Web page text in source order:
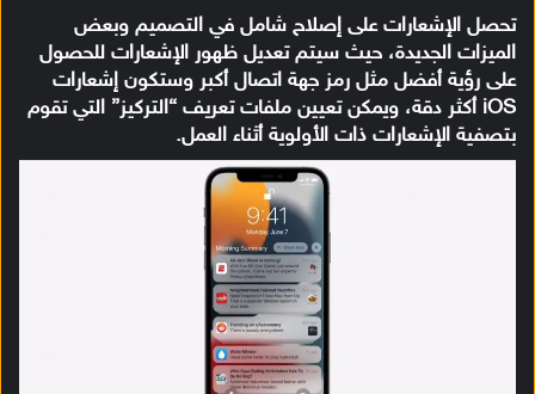
تحصل الإشعارات على إصلاح شامل في التصميم وبعض
الميزات الجديدة، حيث سيتم تعديل ظهور الإشعارات للحصول
على رؤية أفضل مثل رمز جهة اتصال أكبر وستكون إشعارات
iOS أكثر دقة، ويمكن تعيين ملفات تعريف “التركيز” التي تقوم
بتصفية الإشعارات ذات الأولوية أثناء العمل.